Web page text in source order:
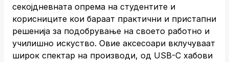
секојдневната опрема на студентите и
корисниците кои бараат практични и пристапни
решенија за подобрување на своето работно и
училишно искуство. Овие аксесоари вклучуваат
широк спектар на производи, од USB-C хабови